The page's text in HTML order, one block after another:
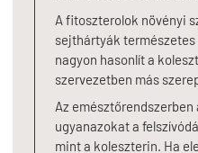
A fitoszterolok növényi
sejthártyák
nagyon hasonlít a
szervezetben más
Az
ugyanazokat a
mint a koleszterin. Ha